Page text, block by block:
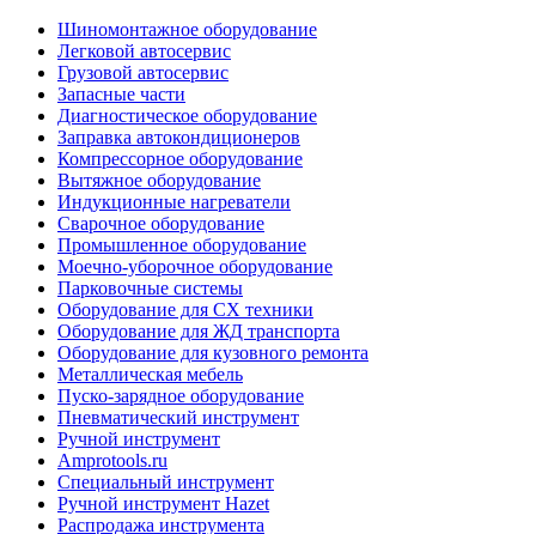
Шиномонтажное оборудование
Легковой автосервис
Грузовой автосервис
Запасные части
Диагностическое оборудование
Заправка автокондиционеров
Компрессорное оборудование
Вытяжное оборудование
Индукционные нагреватели
Сварочное оборудование
Промышленное оборудование
Моечно-уборочное оборудование
Парковочные системы
Оборудование для СХ техники
Оборудование для ЖД транспорта
Оборудование для кузовного ремонта
Металлическая мебель
Пуско-зарядное оборудование
Пневматический инструмент
Ручной инструмент
Amprotools.ru
Специальный инструмент
Ручной инструмент Hazet
Распродажа инструмента